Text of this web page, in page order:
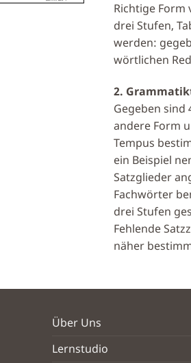
Richtige Form
drei Stufen,
werden:
wörtlichen
2.
Gegeben sind
andere Form
Tempus
ein Beispiel
Satzglieder
Fachwörter
drei Stufen
Fehlende
näher
Über Uns
Lernstudio